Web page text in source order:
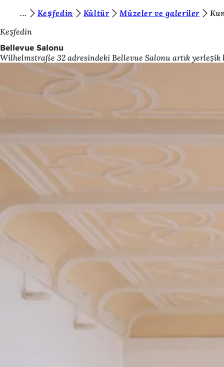
İçeriğe atla
u
r
a
ı
Keşfedin Kültür Müzeler ve galeriler
Keşfedin
Bellevue Salonu
Wilhelmstraße 32 adresindeki Bellevue Salonu artık